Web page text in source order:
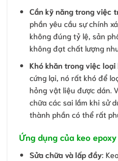
Cần kỹ năng trong việc
phần yêu cầu sự chính
không đúng tỷ lệ, sản
không đạt chất lượng
Khó khăn trong việc loại
cứng lại, nó rất khó để
hỏng vật liệu được dán.
chữa các sai lầm khi sử
thành phần có thể rất
Ứng dụng của keo
Sửa chữa và lấp đầy: